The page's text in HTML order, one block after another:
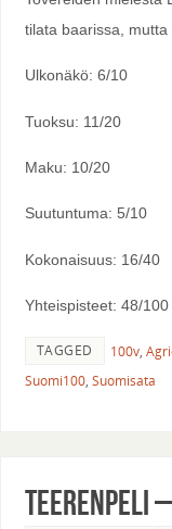
tilata baarissa, mutta
Ulkonäkö: 6/10
Tuoksu: 11/20
Maku: 10/20
Suutuntuma: 5/10
Kokonaisuus: 16/40
Yhteispisteet: 48/100
TAGGED 100v,
Suomi100, Suomisata
Teerenpeli